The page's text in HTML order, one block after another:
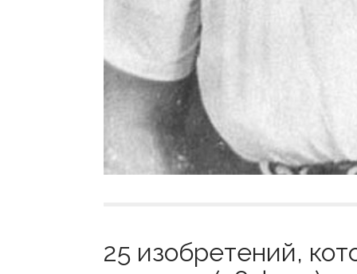
25 изобретений,